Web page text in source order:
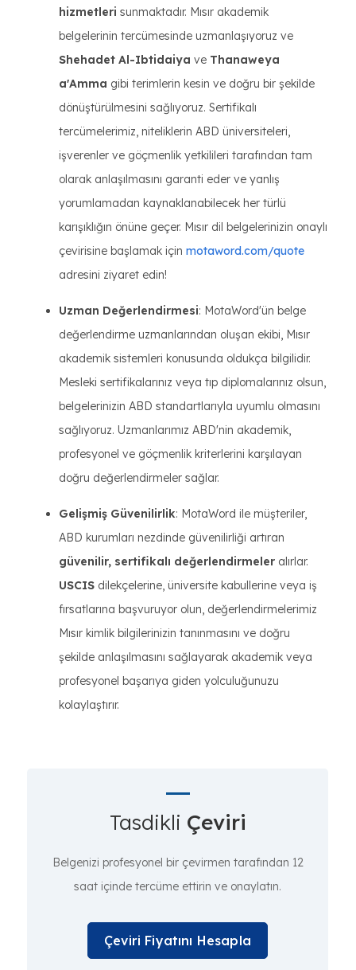
hizmetleri sunmaktadır. Mısır akademik
belgelerinin tercümesinde uzmanlaşıyoruz ve
Shehadet Al-Ibtidaiya ve Thanaweya
a'Amma gibi terimlerin kesin ve doğru bir şekilde
dönüştürülmesini sağlıyoruz. Sertifikalı
tercümelerimiz, niteliklerin ABD üniversiteleri,
işverenler ve göçmenlik yetkilileri tarafından tam
olarak anlaşılmasını garanti eder ve yanlış
yorumlamadan kaynaklanabilecek her türlü
karışıklığın önüne geçer. Mısır dil belgelerinizin onaylı
çevirisine başlamak için motaword.com/quote
adresini ziyaret edin!
Uzman Değerlendirmesi: MotaWord'ün belge
değerlendirme uzmanlarından oluşan ekibi, Mısır
akademik sistemleri konusunda oldukça bilgilidir.
Mesleki sertifikalarınız veya tıp diplomalarınız olsun,
belgelerinizin ABD standartlarıyla uyumlu olmasını
sağlıyoruz. Uzmanlarımız ABD'nin akademik,
profesyonel ve göçmenlik kriterlerini karşılayan
doğru değerlendirmeler sağlar.
Gelişmiş Güvenilirlik: MotaWord ile müşteriler,
ABD kurumları nezdinde güvenilirliği artıran
güvenilir, sertifikalı değerlendirmeler alırlar.
USCIS dilekçelerine, üniversite kabullerine veya iş
fırsatlarına başvuruyor olun, değerlendirmelerimiz
Mısır kimlik bilgilerinizin tanınmasını ve doğru
şekilde anlaşılmasını sağlayarak akademik veya
profesyonel başarıya giden yolculuğunuzu
kolaylaştırır.
Tasdikli Çeviri
Belgenizi profesyonel bir çevirmen tarafından 12
saat içinde tercüme ettirin ve onaylatın.
Çeviri Fiyatını Hesapla